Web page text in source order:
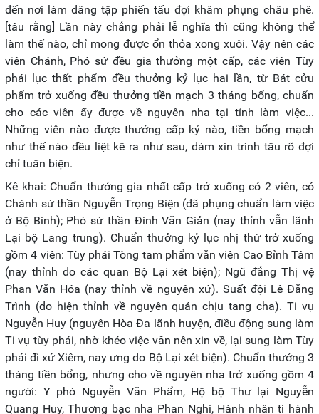
đến nơi làm dâng tập phiến tấu đợi khâm phụng châu phê.
[tâu rằng] Lần này chẳng phải lễ nghĩa thì cũng không thể
làm thế nào, chỉ mong được ổn thỏa xong xuôi. Vậy nên các
viên Chánh, Phó sứ đều gia thưởng một cấp, các viên Tùy
phái lục thất phẩm đều thưởng kỷ lục hai lần, từ Bát cửu
phẩm trở xuống đều thưởng tiền mạch 3 tháng bổng, chuẩn
cho các viên ấy được về nguyên nha tại tỉnh làm việc...
Những viên nào được thưởng cấp kỷ nào, tiền bổng mạch
như thế nào đều liệt kê ra như sau, dám xin trình tâu rõ đợi
chỉ tuân biện.
Kê khai: Chuẩn thưởng gia nhất cấp trở xuống có 2 viên, có
Chánh sứ thần Nguyễn Trọng Biện (đã phụng chuẩn làm việc
ở Bộ Binh); Phó sứ thần Đinh Văn Giản (nay thỉnh vẫn lãnh
Lại bộ Lang trung). Chuẩn thưởng kỷ lục nhị thứ trở xuống
gồm 4 viên: Tùy phái Tòng tam phẩm văn viên Cao Bỉnh Tâm
(nay thỉnh do các quan Bộ Lại xét biện); Ngũ đẳng Thị vệ
Phan Văn Hóa (nay thỉnh về nguyên xứ). Suất đội Lê Đăng
Trình (do hiện thỉnh về nguyên quán chịu tang cha). Ti vụ
Nguyễn Huy (nguyên Hòa Đa lãnh huyện, điều động sung làm
Ti vụ tùy phái, nhờ khéo việc văn nên xin về, lại sung làm Tùy
phái đi xứ Xiêm, nay ưng do Bộ Lại xét biện). Chuẩn thưởng 3
tháng tiền bổng, nhưng cho về nguyên nha trở xuống gồm 4
người: Y phó Nguyễn Văn Phẩm, Hộ bộ Thư lại Nguyễn
Quang Huy, Thương bạc nha Phan Nghi, Hành nhân ti hành